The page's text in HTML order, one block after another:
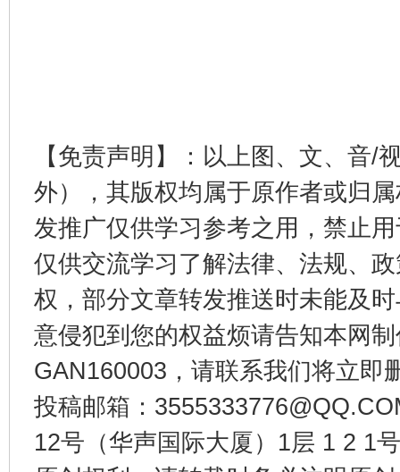
【免责声明】：以上图、文、音/
外），其版权均属于原作者或归
发推广仅供学习参考之用，禁止
仅供交流学习了解法律、法规、
权，部分文章转发推送时未能及
意侵犯到您的权益烦请告知本网
GAN160003，请联系我们将立即
投稿邮箱：
12号（华声国际大厦）1层 1 2 1